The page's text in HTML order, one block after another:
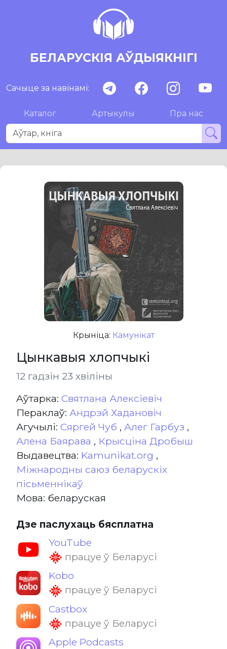
БЕЛАРУСКІЯ АЎДЫЯКНІГІ
Сачыце за навінамі:
Каталог Артыкулы Пра нас
Крыніца: Камунікат
Цынкавыя хлопчыкі
12 гадзін 23 хвіліны
Aўтарка: Святлана Алексіевіч
Пераклаў: Андрэй Хадановіч
Агучылі: Сяргей Чуб , Алег Гарбуз ,
Алена Баярава , Крысціна Дробыш
Выдавецтва: Kamunikat.org ,
Міжнародны саюз беларускіх
пісьменнікаў
Мова: беларуская
Дзе паслухаць бясплатна
YouTube
працуе ў Беларусі
Kobo
працуе ў Беларусі
Castbox
працуе ў Беларусі
Apple Podcasts